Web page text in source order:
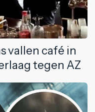
vallen café in
tegen AZ